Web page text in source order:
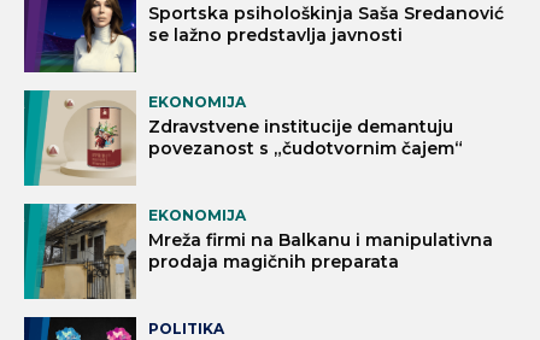
Sportska psihološkinja Saša Sredanović
se lažno predstavlja javnosti
EKONOMIJA
Zdravstvene institucije demantuju
povezanost s „čudotvornim čajem“
EKONOMIJA
Mreža firmi na Balkanu i manipulativna
prodaja magičnih preparata
POLITIKA